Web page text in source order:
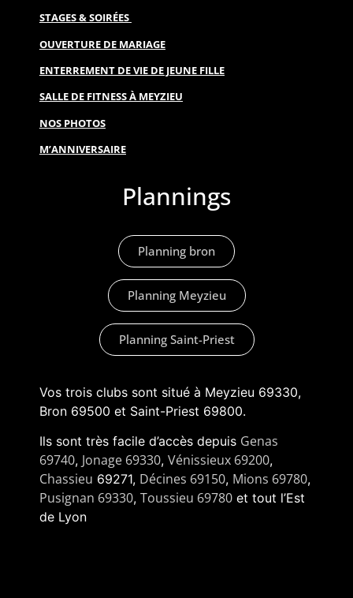
STAGES & SOIRÉES
OUVERTURE DE MARIAGE
ENTERREMENT DE VIE DE JEUNE FILLE
SALLE DE FITNESS À MEYZIEU
NOS PHOTOS
M’ANNIVERSAIRE
Plannings
Planning bron
Planning Meyzieu
Planning Saint-Priest
Vos trois clubs sont situé à Meyzieu 69330,
Bron 69500 et Saint-Priest 69800.
Ils sont très facile d’accès depuis Genas
69740, Jonage 69330, Vénissieux 69200,
Chassieu 69271, Décines 69150, Mions 69780,
Pusignan 69330, Toussieu 69780et tout l’Est
de Lyon